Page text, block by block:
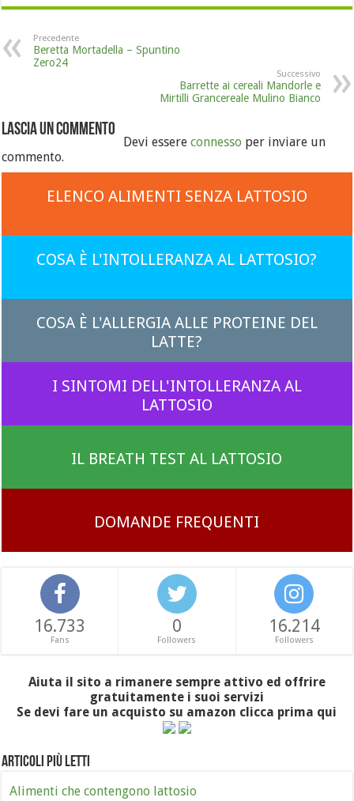
Precedente
Beretta Mortadella – Spuntino
Zero24
Successivo
Barrette ai cereali Mandorle e
Mirtilli Grancereale Mulino Bianco
Lascia un commento
Devi essereconnesso per inviare un
commento.
ELENCO ALIMENTI SENZA LATTOSIO
COSA È L'INTOLLERANZA AL LATTOSIO?
COSA È L'ALLERGIA ALLE PROTEINE DEL
LATTE?
I SINTOMI DELL'INTOLLERANZA AL
LATTOSIO
IL BREATH TEST AL LATTOSIO
DOMANDE FREQUENTI
16.733
Fans
0
Followers
16.214
Followers
Aiuta il sito a rimanere sempre attivo ed offrire
gratuitamente i suoi servizi
Se devi fare un acquisto su amazon clicca prima qui
Articoli più letti
Alimenti che contengono lattosio